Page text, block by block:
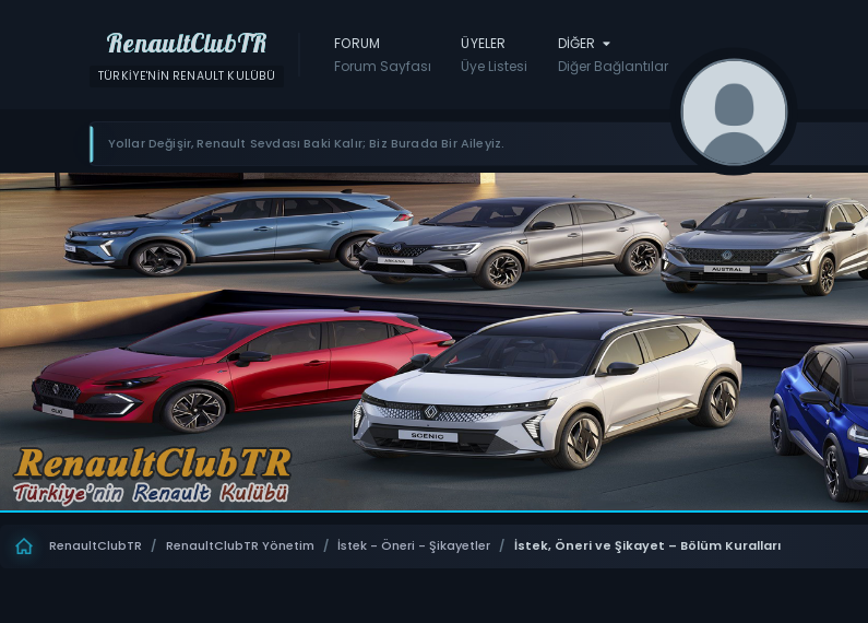
RenaultClubTR
TÜRKIYE'NIN RENAULT KULÜBÜ
FORUM
Forum Sayfası
ÜYELER
Üye Listesi
DIĞER
Diğer Bağlantılar
Yollar Değişir, Renault Sevdası Baki Kalır; Biz Burada Bir Aileyiz.
RenaultClubTR / RenaultClubTR Yönetim / İstek - Öneri - Şikayetler / İstek, Öneri ve Şikayet – Bölüm Kuralları